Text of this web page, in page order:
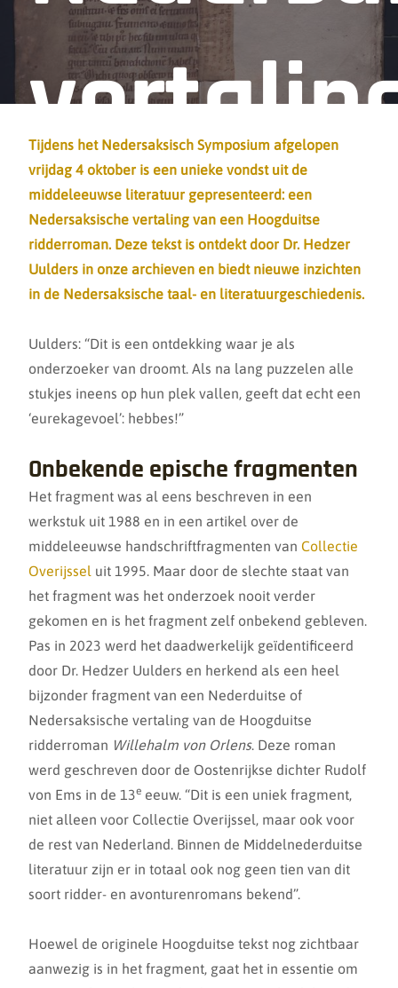
ontdekt
Tijdens het Nedersaksisch Symposium afgelopen
vrijdag 4 oktober is een unieke vondst uit de
middeleeuwse literatuur gepresenteerd: een
Nedersaksische vertaling van een Hoogduitse
ridderroman. Deze tekst is ontdekt door Dr. Hedzer
Uulders in onze archieven en biedt nieuwe inzichten
in de Nedersaksische taal- en literatuurgeschiedenis.
Uulders: “Dit is een ontdekking waar je als
onderzoeker van droomt. Als na lang puzzelen alle
stukjes ineens op hun plek vallen, geeft dat echt een
‘eurekagevoel’: hebbes!”
Onbekende epische fragmenten
Het fragment was al eens beschreven in een
werkstuk uit 1988 en in een artikel over de
middeleeuwse handschriftfragmenten van Collectie
Overijssel uit 1995. Maar door de slechte staat van
het fragment was het onderzoek nooit verder
gekomen en is het fragment zelf onbekend gebleven.
Pas in 2023 werd het daadwerkelijk geïdentificeerd
door Dr. Hedzer Uulders en herkend als een heel
bijzonder fragment van een Nederduitse of
Nedersaksische vertaling van de Hoogduitse
ridderroman Willehalm von Orlens. Deze roman
werd geschreven door de Oostenrijkse dichter Rudolf
von Ems in de 13e eeuw. “Dit is een uniek fragment,
niet alleen voor Collectie Overijssel, maar ook voor
de rest van Nederland. Binnen de Middelnederduitse
literatuur zijn er in totaal ook nog geen tien van dit
soort ridder- en avonturenromans bekend”.
Hoewel de originele Hoogduitse tekst nog zichtbaar
aanwezig is in het fragment, gaat het in essentie om